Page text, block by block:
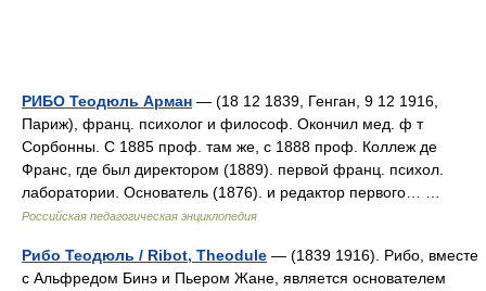
РИБО Теодюль Арман — (18 12 1839, Генган, 9 12 1916,
Париж), франц. психолог и философ. Окончил мед. ф т
Сорбонны. С 1885 проф. там же, с 1888 проф. Коллеж де
Франс, где был директором (1889). первой франц. психол.
лаборатории. Основатель (1876). и редактор первого… …
Российская педагогическая энциклопедия
Рибо Теодюль / Ribot, Theodule — (1839 1916). Рибо, вместе
с Альфредом Бинэ и Пьером Жане, является основателем